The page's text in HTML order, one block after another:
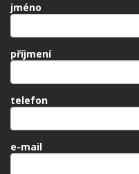
jméno
příjmení
telefon
e-mail